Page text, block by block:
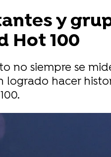
y
Hot 100
no siempre se
logrado hacer